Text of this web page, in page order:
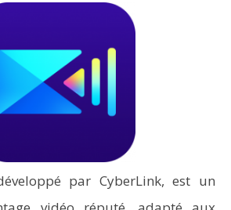
par CyberLink, est un